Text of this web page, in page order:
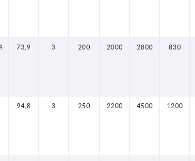
73,9 3 200 2000 2800 830
94,8 3 250 2200 4500 1200